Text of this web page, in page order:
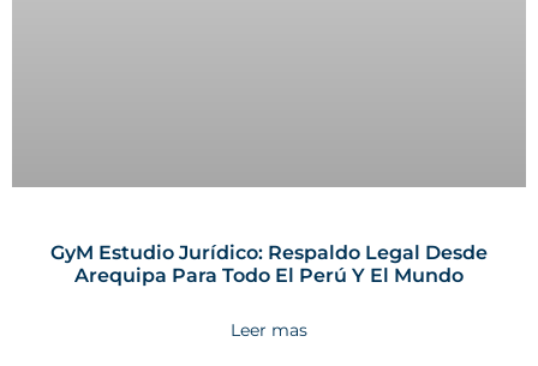
GyM Estudio Jurídico: Respaldo Legal Desde
Arequipa Para Todo El Perú Y El Mundo
Leer mas